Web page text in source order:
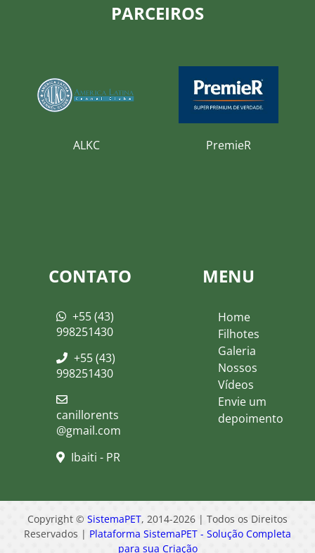
PARCEIROS
ALKC PremieR
CONTATO
+55 (43)
998251430
+55 (43)
998251430
canillorents
@gmail.com
Ibaiti - PR
MENU
Home
Filhotes
Galeria
Nossos
Vídeos
Envie um
depoimento
Copyright © SistemaPET, 2014-2026 | Todos os Direitos
Reservados | Plataforma SistemaPET - Solução Completa
para sua Criação